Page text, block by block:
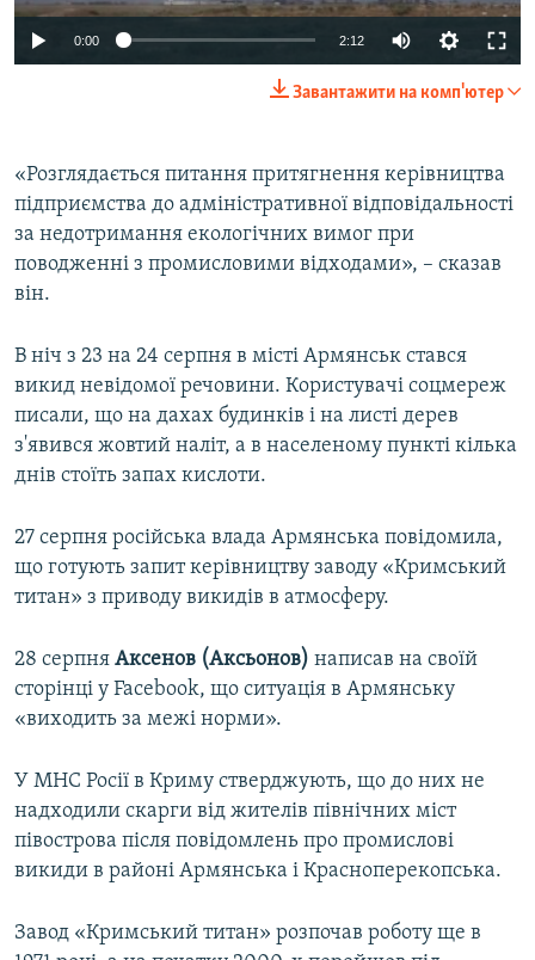
0:00 2:12
Завантажити на комп'ютер
«Розглядається питання притягнення керівництва
підприємства до адміністративної відповідальності
за недотримання екологічних вимог при
поводженні з промисловими відходами», – сказав
він.
В ніч з 23 на 24 серпня в місті Армянськ стався
викид невідомої речовини. Користувачі соцмереж
писали, що на дахах будинків і на листі дерев
з'явився жовтий наліт, а в населеному пункті кілька
днів стоїть запах кислоти.
27 серпня російська влада Армянська повідомила,
що готують запит керівництву заводу «Кримський
титан» з приводу викидів в атмосферу.
28 серпня Аксенов (Аксьонов) написав на своїй
сторінці у Facebook, що ситуація в Армянську
«виходить за межі норми».
У МНС Росії в Криму стверджують, що до них не
надходили скарги від жителів північних міст
півострова після повідомлень про промислові
викиди в районі Армянська і Красноперекопська.
Завод «Кримський титан» розпочав роботу ще в